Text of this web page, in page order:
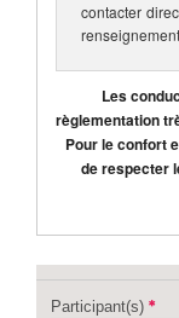
contacter
Les
règlementation
Pour le confort
de respecter
Participant(s)